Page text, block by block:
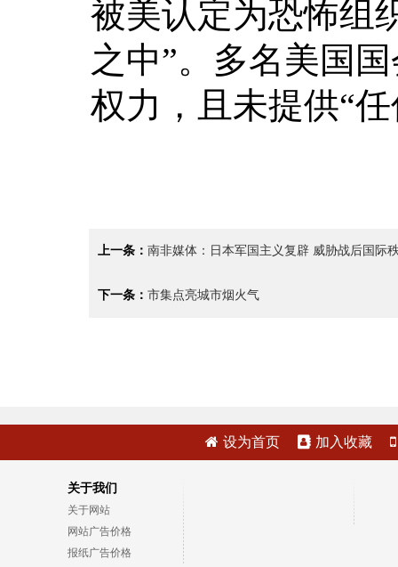
被美认定为恐怖组
之中”。多名美国
权力，且未提供“
上一条： 南非媒体：日本军国主义复辟 威胁战后国际
下一条： 市集点亮城市烟火气
设为首页 加入收藏
关于我们
关于网站
网站广告价格
报纸广告价格